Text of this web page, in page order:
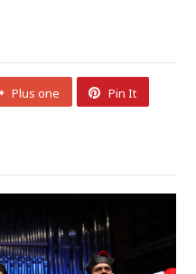
Plus one Pin It